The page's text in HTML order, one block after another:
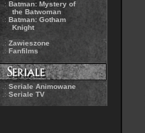
.: Batman: Mystery of
the Batwoman
.: Batman: Gotham
Knight
.: Zawieszone
.: Fanfilms
.: Seriale Animowane
.: Seriale TV